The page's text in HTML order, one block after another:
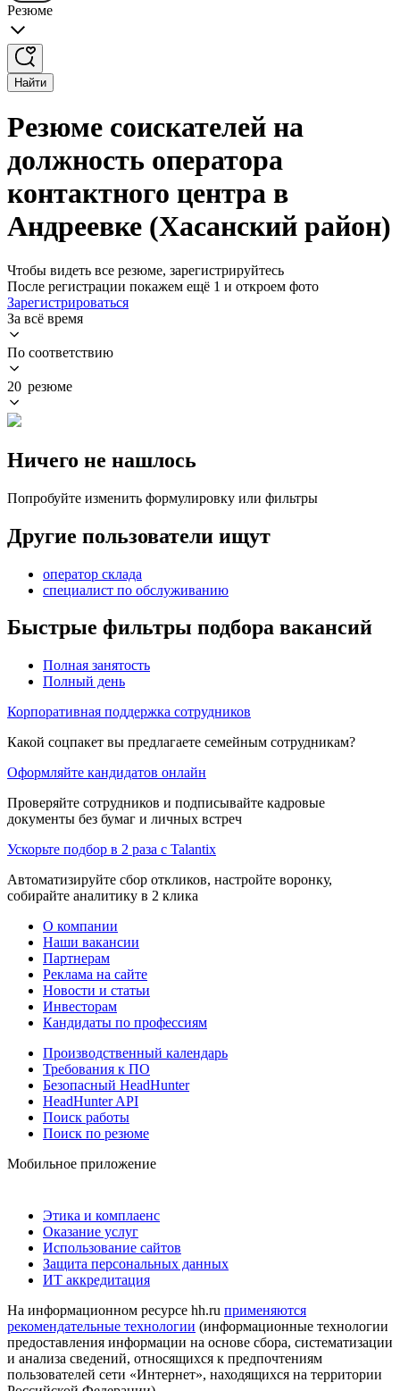
Резюме
Найти
Резюме соискателей на
должность оператора
контактного центра в
Андреевке (Хасанский район)
Чтобы видеть все резюме, зарегистрируйтесь
После регистрации покажем ещё 1 и откроем фото
Зарегистрироваться
За всё время
По соответствию
20 резюме
Ничего не нашлось
Попробуйте изменить формулировку или фильтры
Другие пользователи ищут
оператор склада
специалист по обслуживанию
Быстрые фильтры подбора вакансий
Полная занятость
Полный день
Корпоративная поддержка сотрудников
Какой соцпакет вы предлагаете семейным сотрудникам?
Оформляйте кандидатов онлайн
Проверяйте сотрудников и подписывайте кадровые
документы без бумаг и личных встреч
Ускорьте подбор в 2 раза с Talantix
Автоматизируйте сбор откликов, настройте воронку,
собирайте аналитику в 2 клика
О компании
Наши вакансии
Партнерам
Реклама на сайте
Новости и статьи
Инвесторам
Кандидаты по профессиям
Производственный календарь
Требования к ПО
Безопасный HeadHunter
HeadHunter API
Поиск работы
Поиск по резюме
Мобильное приложение
Этика и комплаенс
Оказание услуг
Использование сайтов
Защита персональных данных
ИТ аккредитация
На информационном ресурсе hh.ru применяются
рекомендательные технологии (информационные технологии
предоставления информации на основе сбора, систематизации
и анализа сведений, относящихся к предпочтениям
пользователей сети «Интернет», находящихся на территории